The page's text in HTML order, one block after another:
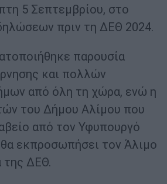
5 Σεπτεμβρίου, στο
πριν τη ΔΕΘ 2024.
παρουσία
και πολλών
από όλη τη χώρα, ενώ η
του Δήμου Αλίμου που
από τον Υφυπουργό
εκπροσωπήσει τον Άλιμο
της ΔΕΘ.